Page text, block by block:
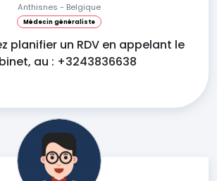
Anthisnes - Belgique
Médecin généraliste
planifier un RDV en appelant le
au : +3243836638